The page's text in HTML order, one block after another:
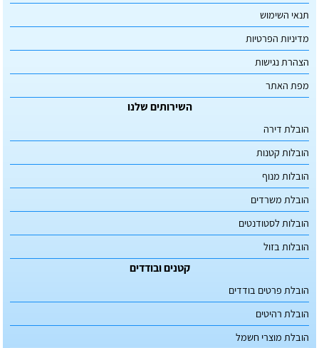
תנאי השימוש
מדיניות הפרטיות
הצהרת נגישות
מפת האתר
השירותים שלנו
הובלת דירה
הובלות קטנות
הובלות מנוף
הובלת משרדים
הובלות לסטודנטים
הובלות בזול
קטנים ובודדים
הובלת פרטים בודדים
הובלת רהיטים
הובלת מוצרי חשמל